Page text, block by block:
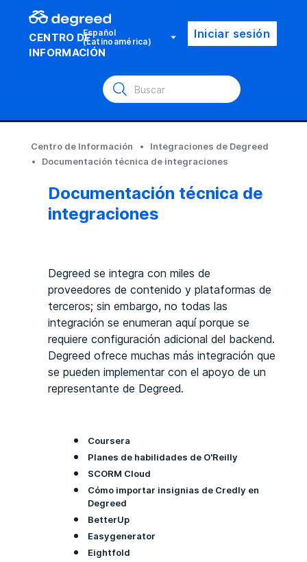
CENTRO DE
INFORMACIÓN
Español
(Latinoamérica) Iniciar sesión
Centro de Información
Integraciones de Degreed
Documentación técnica de integraciones
Documentación técnica de
integraciones
Degreed se integra con miles de
proveedores de contenido y plataformas de
terceros; sin embargo, no todas las
integración se enumeran aquí porque se
requiere configuración adicional del backend.
Degreed ofrece muchas más integración que
se pueden implementar con el apoyo de un
representante de Degreed.
Coursera
Planes de habilidades de O'Reilly
SCORM Cloud
Cómo importar insignias de Credly en
Degreed
BetterUp
Easygenerator
Eightfold